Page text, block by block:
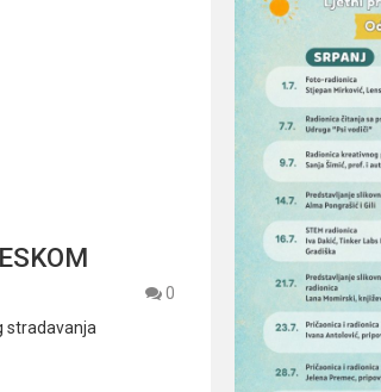
0
stradavanja